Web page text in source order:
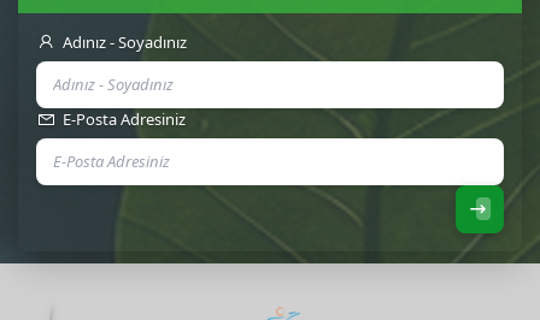
Adınız - Soyadınız
E-Posta Adresiniz